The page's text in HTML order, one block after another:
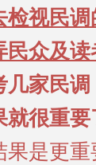
检视民
民众及读
几家民
就很重要
是更重